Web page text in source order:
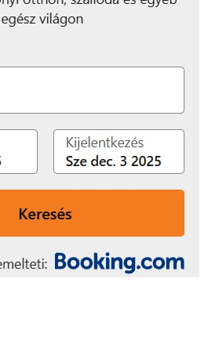
.”
legnagyobb részét
bűnözők teszik ki – az
köthető hozzájuk. Második
állnak, őket követik
és a vevők. A saját
18 százalékában vesznek
ezen belül 14, illetve
az adatszivárogtatásokért,
az esetek több mint 10
munkatársai is, megszédülve